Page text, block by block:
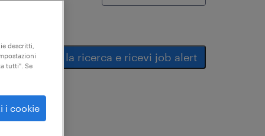
salva la ricerca e ricevi job alert
descritti,
tutti". Se
i cookie